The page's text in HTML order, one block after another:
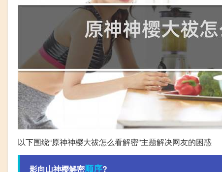
以下围绕“原神神樱大祓怎么看解密”主题解决网友的困惑
影向山神樱解密顺序?